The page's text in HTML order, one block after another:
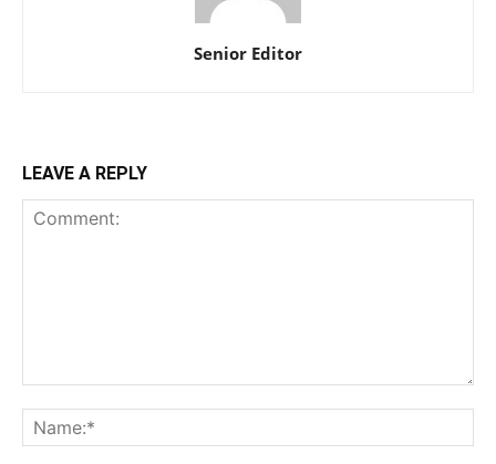
Senior Editor
LEAVE A REPLY